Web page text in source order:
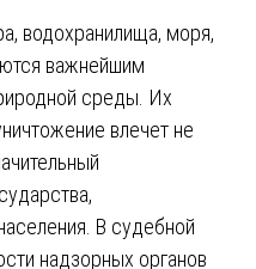
водохранилища, моря,
важнейшим
среды. Их
влечет не
В судебной
надзорных органов